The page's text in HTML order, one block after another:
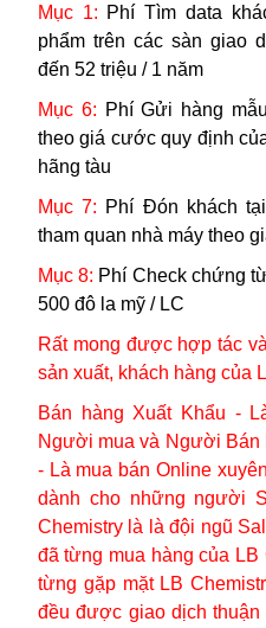
Mục 1: Phí Tìm data
phẩm trên các sàn giao
đến 52 triệu / 1 năm
Mục 6: PhíGửi hàng
theo giá cước quy định
hãng tàu
Mục 7: Phí Đón khách
tham quan nhà máy theo
Mục 8: Phí Check chứng
500 đô la mỹ / LC
Rất mong được hợp tác
sản xuất, khách hàng của
Bán hàng Xuất Khẩu -
Người mua và Người Bán
- Là mua bán Online
dành cho những người
Chemistry là là đội ngũ
đã từng mua hàng của
từng gặp mặt LB
đều được giao dịch